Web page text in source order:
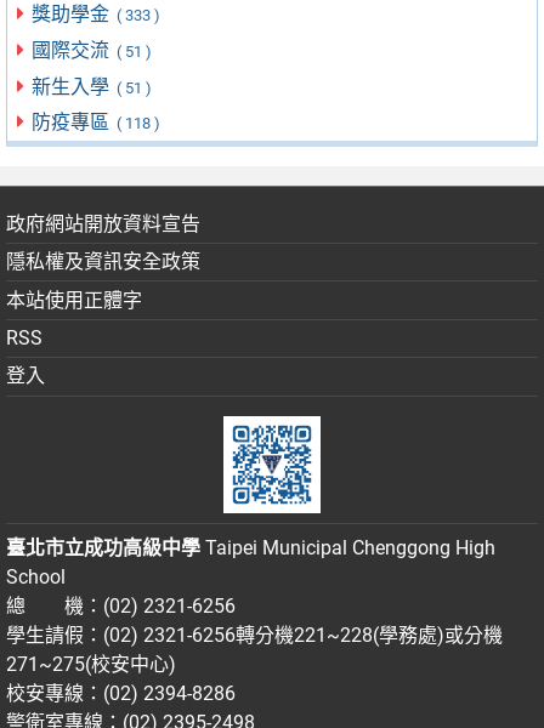
獎助學金 ( 333 )
國際交流 ( 51 )
新生入學 ( 51 )
防疫專區 ( 118 )
政府網站開放資料宣告
隱私權及資訊安全政策
本站使用正體字
RSS
登入
臺北市立成功高級中學 Taipei Municipal Chenggong High
School
總 機：(02) 2321-6256
學生請假：(02) 2321-6256轉分機221~228(學務處)或分機
271~275(校安中心)
校安專線：(02) 2394-8286
警衛室專線：(02) 2395-2498